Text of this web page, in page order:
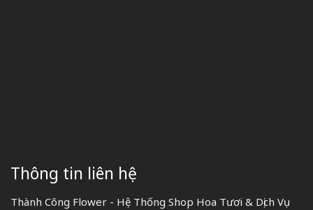
Thông tin liên hệ
Thành Công Flower - Hệ Thống Shop Hoa Tươi & Dịch Vụ